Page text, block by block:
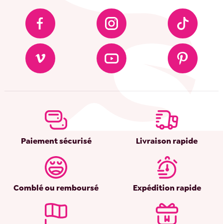
Paiement sécurisé Livraison rapide
Comblé ou remboursé Expédition rapide